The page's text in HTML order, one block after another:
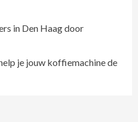
in Den Haag door
je jouw koffiemachine de